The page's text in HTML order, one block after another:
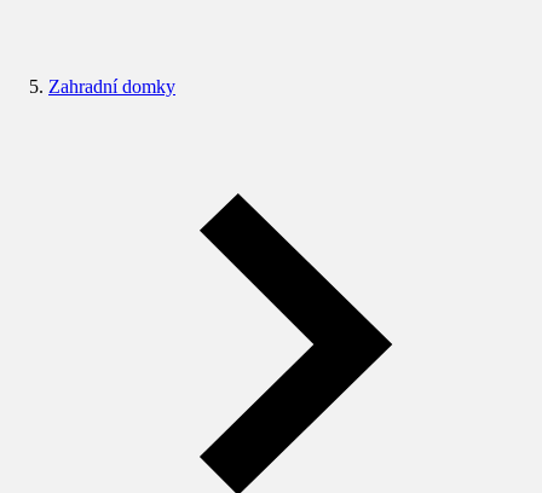
Zahradní domky